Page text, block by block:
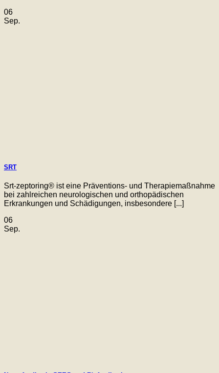
06
Sep.
SRT
Srt-zeptoring® ist eine Präventions- und Therapiemaßnahme
bei zahlreichen neurologischen und orthopädischen
Erkrankungen und Schädigungen, insbesondere [...]
06
Sep.